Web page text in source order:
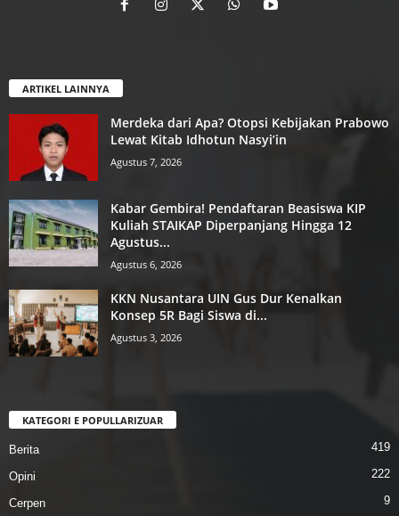
ARTIKEL LAINNYA
Merdeka dari Apa? Otopsi Kebijakan Prabowo
Lewat Kitab Idhotun Nasyi’in
Agustus 7, 2026
Kabar Gembira! Pendaftaran Beasiswa KIP
Kuliah STAIKAP Diperpanjang Hingga 12
Agustus...
Agustus 6, 2026
KKN Nusantara UIN Gus Dur Kenalkan
Konsep 5R Bagi Siswa di...
Agustus 3, 2026
KATEGORI E POPULLARIZUAR
Berita 419
Opini 222
Cerpen 9